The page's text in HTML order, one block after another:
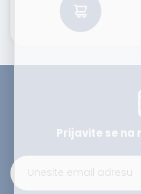
Prijavite se na